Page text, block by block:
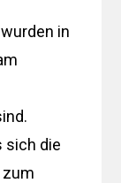
in
sich die